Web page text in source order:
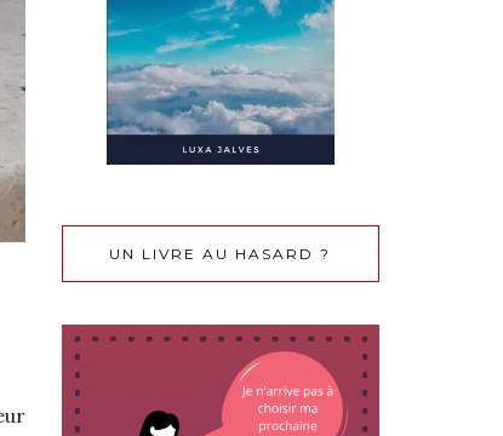
UN LIVRE AU HASARD ?